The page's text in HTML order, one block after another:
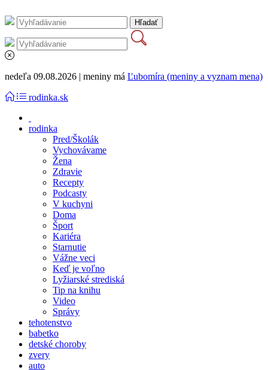
nedeľa 09.08.2026 | meniny má Ľubomíra (meniny a vyznam mena)
rodinka.sk
rodinka
Pred/Školák
Vychovávame
Žena
Zdravie
Recepty
Podcasty
V kuchyni
Doma
Šport
Kariéra
Starnutie
Vážne veci
Keď je voľno
Lyžiarské strediská
Tip na knihu
Video
Správy
tehotenstvo
babetko
detské choroby
zvery
auto